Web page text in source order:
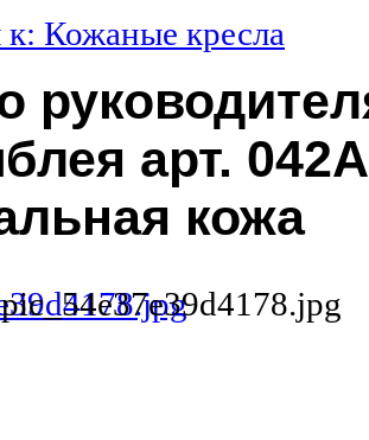
к: Кожаные кресла
арт.
кожа
pic_54e37e39d4178.jpg